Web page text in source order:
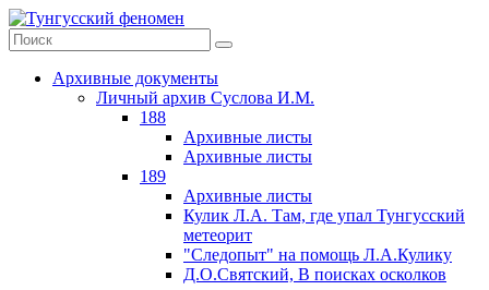
Архивные документы
Личный архив Суслова И.М.
188
Архивные листы
Архивные листы
189
Архивные листы
Кулик Л.А. Там, где упал Тунгусский
метеорит
"Следопыт" на помощь Л.А.Кулику
Д.О.Святский, В поисках осколков